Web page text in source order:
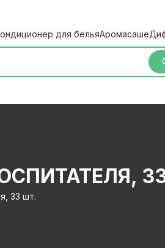
для бельяАромасаше
33 шт.